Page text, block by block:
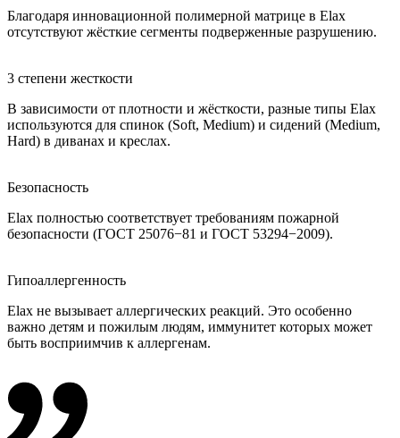
Благодаря инновационной полимерной матрице в Elax
отсутствуют жёсткие сегменты подверженные разрушению.
3 степени жесткости
В зависимости от плотности и жёсткости, разные типы Elax
используются для спинок (Soft, Medium) и сидений (Medium,
Hard) в диванах и креслах.
Безопасность
Elax полностью соответствует требованиям пожарной
безопасности (ГОСТ 25076−81 и ГОСТ 53294−2009).
Гипоаллергенность
Elax не вызывает аллергических реакций. Это особенно
важно детям и пожилым людям, иммунитет которых может
быть восприимчив к аллергенам.